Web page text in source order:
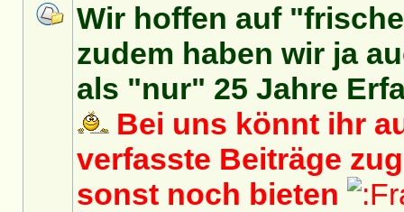
Wir hoffen auf
zudem haben wir ja
als "nur" 25 Jahre
Bei uns könnt ihr
verfasste Beiträge
sonst noch bieten